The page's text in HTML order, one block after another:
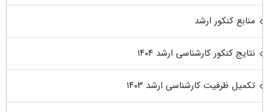
منابع کنکور ارشد
نتایج کنکور کارشناسی ارشد ۱۴۰۴
تکمیل ظرفیت کارشناسی ارشد ۱۴۰۳